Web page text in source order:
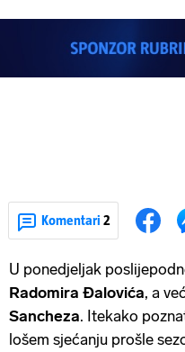
Komentari 2
U ponedjeljak
Radomira Đalovića, a
Sancheza. Itekako
lošem sjećanju prošle